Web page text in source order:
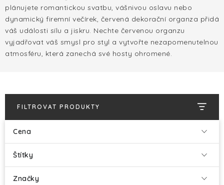
AKČNÍ CENY!
HALLOWEEN
Kontakt
Vrácení zboží a reklamace
Blog
Hodnocení obchodu
plánujete romantickou svatbu, vášnivou oslavu nebo
dynamický firemní večírek, červená dekorační organza přidá
váš události sílu a jiskru. Nechte červenou organzu
vyjadřovat váš smysl pro styl a vytvořte nezapomenutelnou
atmosféru, která zanechá své hosty ohromené.
FILTROVAT PRODUKTY
Cena
Štítky
Značky